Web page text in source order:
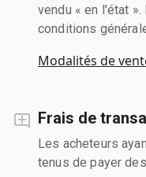
vendu « en l'état
conditions
Modalités de
Frais de
Les acheteurs
tenus de payer